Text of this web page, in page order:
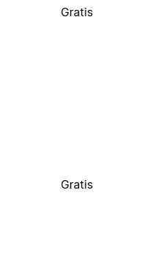
Gratis
Gratis